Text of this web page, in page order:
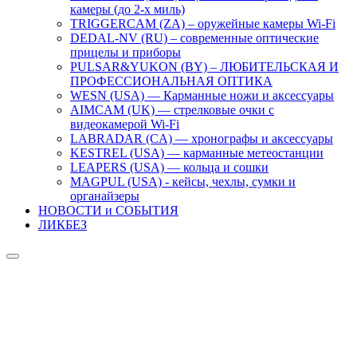
камеры (до 2-х миль)
TRIGGERCAM (ZA) – оружейные камеры Wi-Fi
DEDAL-NV (RU) – современные оптические
прицелы и приборы
PULSAR&YUKON (BY) – ЛЮБИТЕЛЬСКАЯ И
ПРОФЕССИОНАЛЬНАЯ ОПТИКА
WESN (USA) — Карманные ножи и аксессуары
AIMCAM (UK) — стрелковые очки с
видеокамерой Wi-Fi
LABRADAR (CA) — хронографы и аксессуары
KESTREL (USA) — карманные метеостанции
LEAPERS (USA) — кольца и сошки
MAGPUL (USA) - кейсы, чехлы, сумки и
органайзеры
НОВОСТИ и СОБЫТИЯ
ЛИКБЕЗ